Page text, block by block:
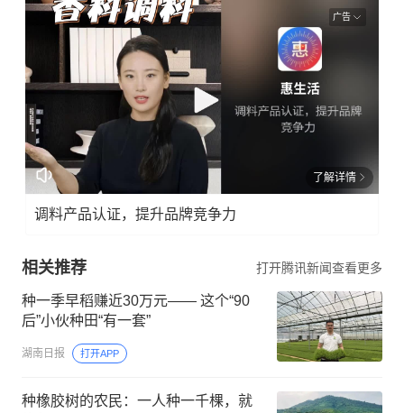
广告
了解详情
调料产品认证，提升品牌竞争力
相关推荐 打开腾讯新闻查看更多
种一季早稻赚近30万元—— 这个“90
后”小伙种田“有一套”
湖南日报 打开APP
种橡胶树的农民：一人种一千棵，就